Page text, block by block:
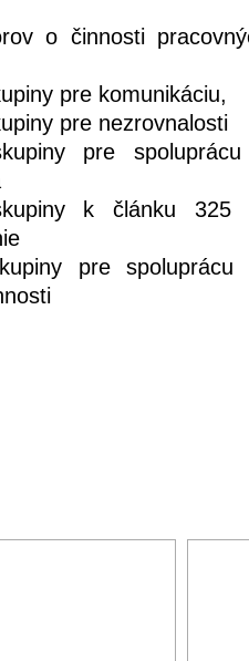
o činnosti
pre komunikáciu,
pre nezrovnalosti
pre
k článku 325
pre